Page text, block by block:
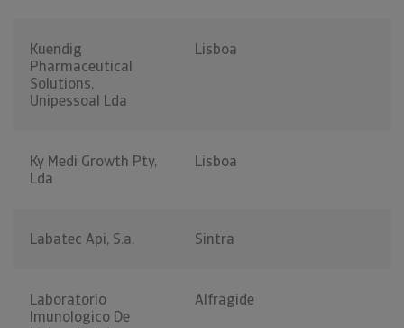
Kuendig
Pharmaceutical
Solutions,
Unipessoal Lda
Lisboa
Ky Medi Growth Pty,
Lda
Lisboa
Labatec Api, S.a. Sintra
Laboratorio
Imunologico De
Alfragide